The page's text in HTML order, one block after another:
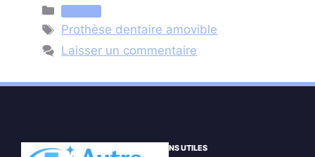
Catégories
Étiquettes
Prothèse dentaire amovible
Laisser un commentaire
LIENS UTILES